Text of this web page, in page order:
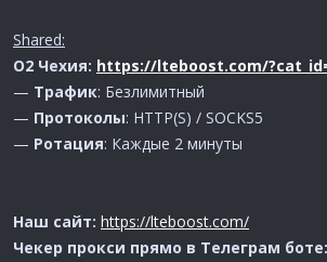
Shared:
O2 Чехия: https://lteboost.com/
— Трафик: Безлимитный
— Протоколы: HTTP(S) / SOCKS5
— Ротация: Каждые 2 минуты
Наш сайт: https://lteboost.com/
Чекер прокси прямо в Телеграм боте: